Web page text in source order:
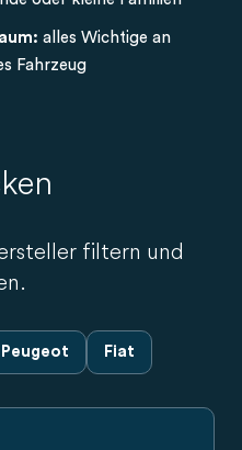
alles Wichtige an
Fahrzeug
filtern und
Peugeot Fiat